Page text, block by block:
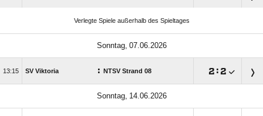
Verlegte Spiele außerhalb des Spieltages
 
 SV Viktoria : NTSV Strand 08  : 
 